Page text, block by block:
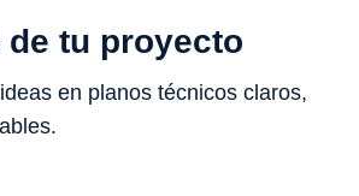
de tu proyecto
en planos técnicos claros,